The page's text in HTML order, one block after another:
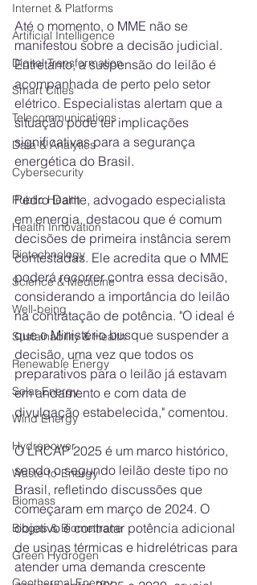
Internet & Platforms
Artificial Intelligence
Digital Transformation
Smart Cities
Telecommunications
Data & Analytics
Cybersecurity
Public Health
Health Innovation
Biotechnology
Science & Medicine
Well-being
Sustainability & Health
Renewable Energy
Solar Energy
Wind Energy
Hydropower
Waste-to-Energy
Biomass
Biogas & Biomethane
Green Hydrogen
Até o momento, o MME não se
manifestou sobre a decisão judicial.
Entretanto, a suspensão do leilão é
acompanhada de perto pelo setor
elétrico. Especialistas alertam que a
situação pode ter implicações
significativas para a segurança
energética do Brasil.
Pedro Dante, advogado especialista
em energia, destacou que é comum
decisões de primeira instância serem
contestadas. Ele acredita que o MME
poderá recorrer contra essa decisão,
considerando a importância do leilão
na contratação de potência. "O ideal é
que o Ministério busque suspender a
decisão, uma vez que todos os
preparativos para o leilão já estavam
em andamento e com data de
divulgação estabelecida," comentou.
O LRCAP 2025 é um marco histórico,
sendo o segundo leilão deste tipo no
Brasil, refletindo discussões que
começaram em março de 2024. O
objetivo é contratar potência adicional
de usinas térmicas e hidrelétricas para
atender uma demanda crescente